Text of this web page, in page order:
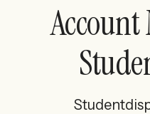
Ny här? Skapa konto